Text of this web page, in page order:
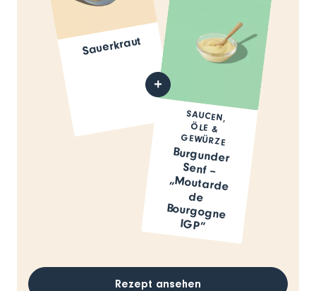
Sauerkraut
SAUCEN,
ÖLE &
GEWÜRZE
Burgunder
Senf –
„Moutarde
de
Bourgogne
IGP“
Rezept ansehen